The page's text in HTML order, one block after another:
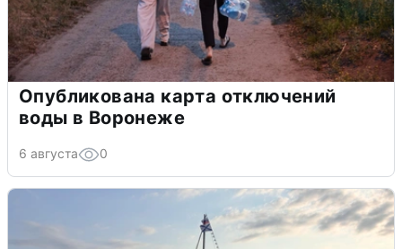
Опубликована карта отключений
воды в Воронеже
6 августа 0